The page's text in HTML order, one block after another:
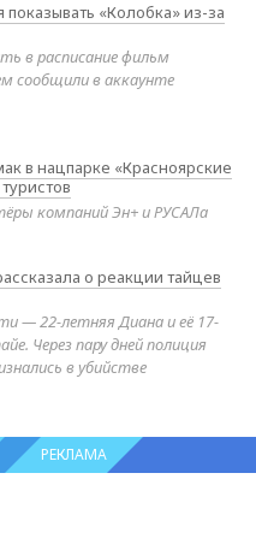
«Колобка» из-за
в расписание фильм
сообщили в аккаунте
в нацпарке «Красноярские
компаний Эн+ и РУСАЛа
о реакции тайцев
— 22-летняя Диана и её 17-
Через пару дней полиция
в убийстве
РЕКЛАМА